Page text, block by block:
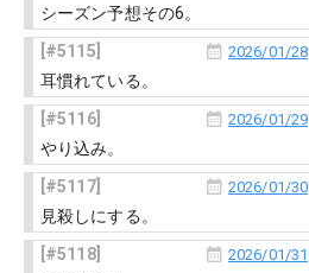
シーズン予想その6。
5115
2026/01/28
耳慣れている。
5116
2026/01/29
やり込み。
5117
2026/01/30
見殺しにする。
5118
2026/01/31